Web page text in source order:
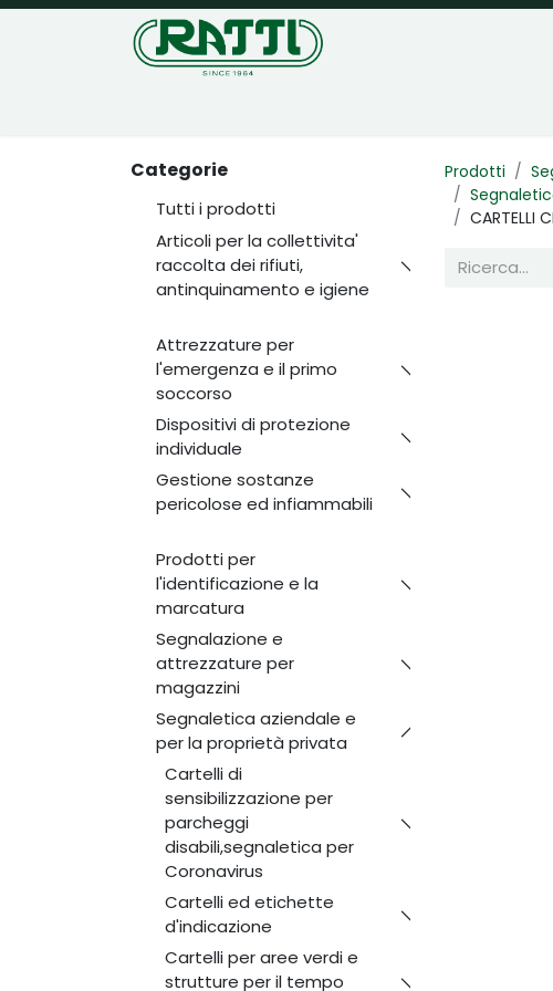
Categorie
Tutti i prodotti
Articoli per la collettivita'
raccolta dei rifiuti,
antinquinamento e igiene
Attrezzature per
l'emergenza e il primo
soccorso
Dispositivi di protezione
individuale
Gestione sostanze
pericolose ed infiammabili
Prodotti per
l'identificazione e la
marcatura
Segnalazione e
attrezzature per
magazzini
Segnaletica aziendale e
per la proprietà privata
Cartelli di
sensibilizzazione per
parcheggi
disabili,segnaletica per
Coronavirus
Cartelli ed etichette
d'indicazione
Cartelli per aree verdi e
strutture per il tempo
Prodotti
CARTELLI